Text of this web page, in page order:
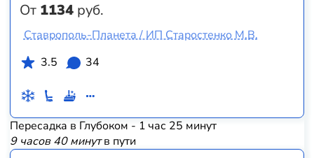
От 1134 руб.
Ставрополь-Планета / ИП Старостенко М.В.
3.5
34
Пересадка в Глубоком - 1 час 25 минут
9 часов 40 минутв пути